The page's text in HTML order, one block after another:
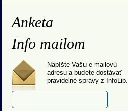
Anketa
Info mailom
Napíšte Vašu e-mailovú
adresu a budete dostávať
pravidelné správy z InfoLib.